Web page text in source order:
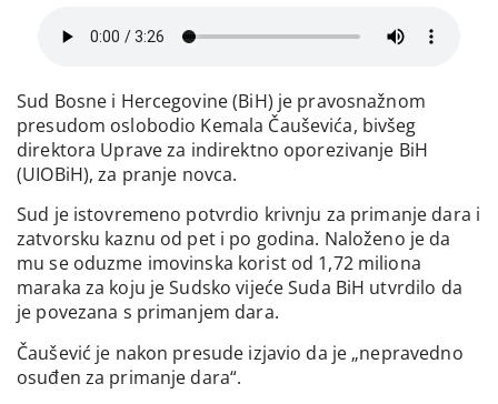
Sud Bosne i Hercegovine (BiH) je pravosnažnom
presudom oslobodio Kemala Čauševića, bivšeg
direktora Uprave za indirektno oporezivanje BiH
(UIOBiH), za pranje novca.
Sud je istovremeno potvrdio krivnju za primanje dara i
zatvorsku kaznu od pet i po godina. Naloženo je da
mu se oduzme imovinska korist od 1,72 miliona
maraka za koju je Sudsko vijeće Suda BiH utvrdilo da
je povezana s primanjem dara.
Čaušević je nakon presude izjavio da je „nepravedno
osuđen za primanje dara“.